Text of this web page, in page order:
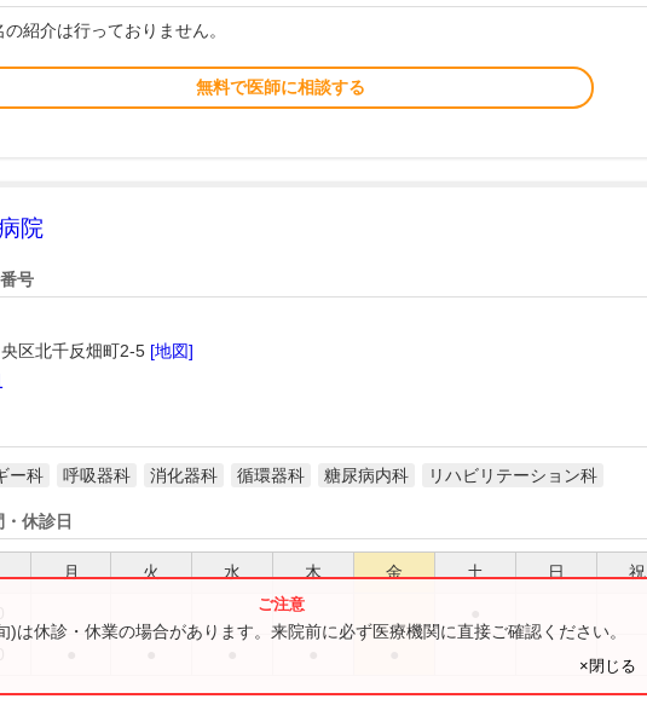
紹介は行っておりません。
無料で医師に相談する
院
号
区北千反畑町2-5 [地図]
ー科 呼吸器科 消化器科 循環器科 糖尿病内科 リハビリテーション科
休診日
月 火 水 木 金 土 日 祝
)は休診・休業の場合があります。来院前に必ず医療機関に直接ご確認ください。
×閉じる